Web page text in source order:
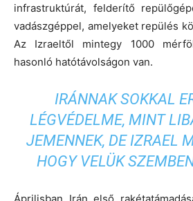
infrastruktúrát, felderítő
vadászgéppel, amelyeket repülés
Az Izraeltől mintegy 1000
hasonló hatótávolságon van.
IRÁNNAK SOKKAL
LÉGVÉDELME, MINT
JEMENNEK, DE IZRAEL
HOGY VELÜK